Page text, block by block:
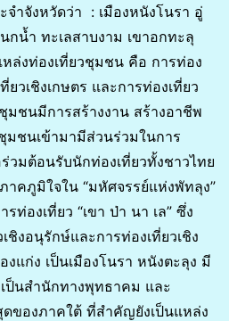
ำจังหวัดว่า : เมืองหนังโนรา อู่
น้ำ ทะเลสาบงาม เขาอกทะลุ
ล่งท่องเที่ยวชุมชน คือ การท่อง
ยวเชิงเกษตร และการท่องเที่ยว
มชนมีการสร้างงาน สร้างอาชีพ
มชนเข้ามามีส่วนร่วมในการ
วมต้อนรับนักท่องเที่ยวทั้งชาวไทย
าคภูมิใจใน “มหัศจรรย์แห่งพัทลุง”
ท่องเที่ยว “เขา ป่า นา เล” ซึ่ง
ชิงอนุรักษ์และการท่องเที่ยวเชิง
แก่ง เป็นเมืองโนรา หนังตะลุง มี
ป็นสำนักทางพุทธาคม และ
ของภาคใต้ ที่สำคัญยังเป็นแหล่ง